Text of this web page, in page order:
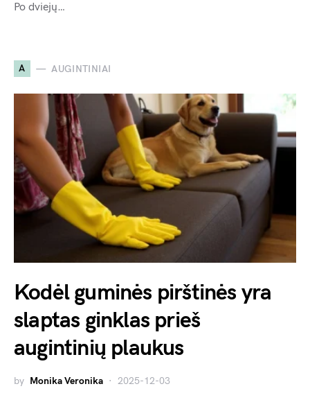
Po dviejų…
A AUGINTINIAI
Kodėl guminės pirštinės yra
slaptas ginklas prieš
augintinių plaukus
by Monika Veronika 2025-12-03